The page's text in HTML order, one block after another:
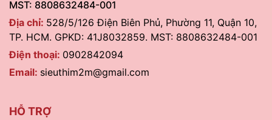
MST: 8808632484-001
Địa chỉ: 528/5/126 Điện Biên Phủ, Phường 11, Quận 10,
TP. HCM. GPKD: 41J8032859. MST: 8808632484-001
Điện thoại: 0902842094
Email: sieuthim2m@gmail.com
HỖ TRỢ